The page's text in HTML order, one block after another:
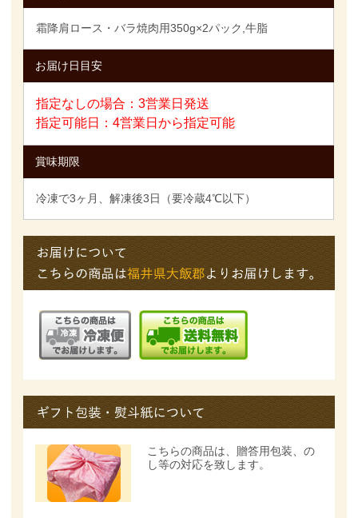
霜降肩ロース・バラ焼肉用350g×2パック,牛脂
お届け日目安
指定なしの場合：3営業日発送
指定可能日：4営業日から指定可能
賞味期限
冷凍で3ヶ月、解凍後3日（要冷蔵4℃以下）
こちらの商品は、 贈答用包装、の
し等の対応を致します。